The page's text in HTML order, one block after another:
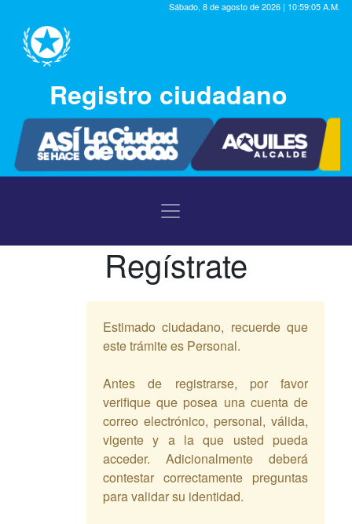
Sábado, 8 de agosto de 2026 | 10:59:05 A.M.
Registro ciudadano
Regístrate
Estimado ciudadano, recuerde que
este trámite es Personal.
Antes de registrarse, por favor
verifique que posea una cuenta de
correo electrónico, personal, válida,
vigente y a la que usted pueda
acceder. Adicionalmente deberá
contestar correctamente preguntas
para validar su identidad.